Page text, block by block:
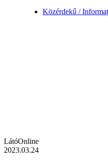
Közérdekű /
LátóOnline
2023.03.24